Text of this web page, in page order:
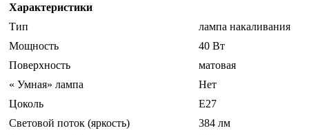
Характеристики
Тип
лампа накаливания
Мощность
40 Вт
Поверхность
матовая
« Умная» лампа
Нет
Цоколь
E27
Световой поток (яркость)
384 лм